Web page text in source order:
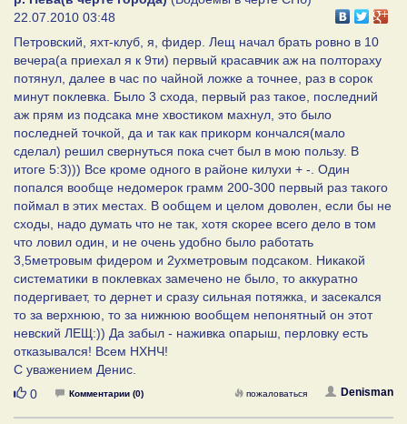
22.07.2010 03:48
Петровский, яхт-клуб, я, фидер. Лещ начал брать ровно в 10
вечера(а приехал я к 9ти) первый красавчик аж на полтораху
потянул, далее в час по чайной ложке а точнее, раз в сорок
минут поклевка. Было 3 схода, первый раз такое, последний
аж прям из подсака мне хвостиком махнул, это было
последней точкой, да и так как прикорм кончался(мало
сделал) решил свернуться пока счет был в мою пользу. В
итоге 5:3))) Все кроме одного в районе килухи + -. Один
попался вообще недомерок грамм 200-300 первый раз такого
поймал в этих местах. В ообщем и целом доволен, если бы не
сходы, надо думать что не так, хотя скорее всего дело в том
что ловил один, и не очень удобно было работать
3,5метровым фидером и 2ухметровым подсаком. Никакой
систематики в поклевках замечено не было, то аккуратно
подергивает, то дернет и сразу сильная потяжка, и засекался
то за верхнюю, то за нижнюю вообщем непонятный он этот
невский ЛЕЩ:)) Да забыл - наживка опарыш, перловку есть
отказывался! Всем НХНЧ!
С уважением Денис.
Нравится
0 Комментарии (0) Denisman
пожаловаться